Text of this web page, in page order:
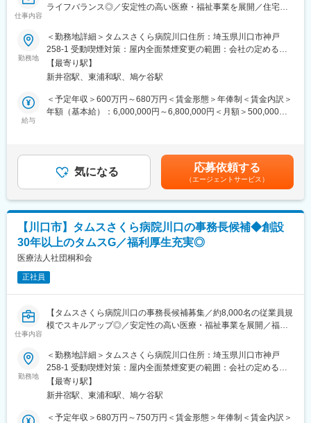
2021年 MSW係長として入職
2023年 経営管理室 室長
2024年 事務長
■当院の特徴：
・救急受け入れ件数については、令和4年は1,887件だったのが、
令和5年は3,334件と救急件数伸び率が県内トップを達成し、埼玉
県より令和6年度救急医療機関功労知事表彰をいただきました。
変更の範囲：会社の定める業務
仕事内容
ライフバランス◎／安定性の高い医療・福祉事業を展開／住宅手
【業務概要】
江戸川区のタムスさくら病院川口（390床）の事務次長（管理
職）を募集いたします。
【業務内容】
病院運営にかかる管理職業務を幅広く担っていただきます。
■スタッフ管理業務
採用、面接対応、人事考課、人員配置、人事労務
■地域連携業務
【タムスさくら病院川口について】
認知症に特化した病院として開院し、現在は地域包括ケア病床や
回復期リハ病床も有する高齢者専門病院として地域医療に貢献し
ています。
■開設：2006年11月
■診療科：内科・精神科・リハビリテーション科
■許可病床：390床
（認知症治療病棟240床、一般病床45床、地域包括ケア病床45
【従業員構成】
20代～50代まで活躍中！幅広い年代の方にご活躍いただいており
ます。そして、子育てママや主婦（主夫）活躍中ですし、女性管
勤務地
＜勤務地詳細＞タムスさくら病院川口住所：埼玉県川口市神戸
258-1 受動喫煙対策：屋内全面禁煙変更の範囲：会社の定める事
業所
【最寄り駅】
新井宿駅、東浦和駅、鳩ケ谷駅
給与
＜予定年収＞600万円～680万円＜賃金形態＞年俸制＜賃金内訳＞
年額（基本給）：6,000,000円～6,800,000円＜月額＞500,000円
き、別途支給します。※年俸制のため賞与の支給はありません。賃
金はあくまでも目安の金額であり、選考を通じて上下する可能性
があります。月給(月額)は固定手当を含めた表記です。
気になる 応募依頼する
（エージェントサービス）
【川口市】タムスさくら病院川口の事務長候補◆創設
30年以上のタムスG／福利厚生充実◎
医療法人社団桐和会
正社員
仕事内容
【タムスさくら病院川口の事務長候補募集／約8,000名の従業員規
模でスキルアップ◎／安定性の高い医療・福祉事業を展開／福利
【業務内容】
タムスグループのタムスさくら病院川口にて、事務長候補を募集
します。
事務長候補として病院長を補佐し病院運営業務に従事していただ
きます。
勤務地
＜勤務地詳細＞タムスさくら病院川口住所：埼玉県川口市神戸
258-1 受動喫煙対策：屋内全面禁煙変更の範囲：会社の定める事
業所
【最寄り駅】
新井宿駅、東浦和駅、鳩ケ谷駅
＜予定年収＞680万円～750万円＜賃金形態＞年俸制＜賃金内訳＞